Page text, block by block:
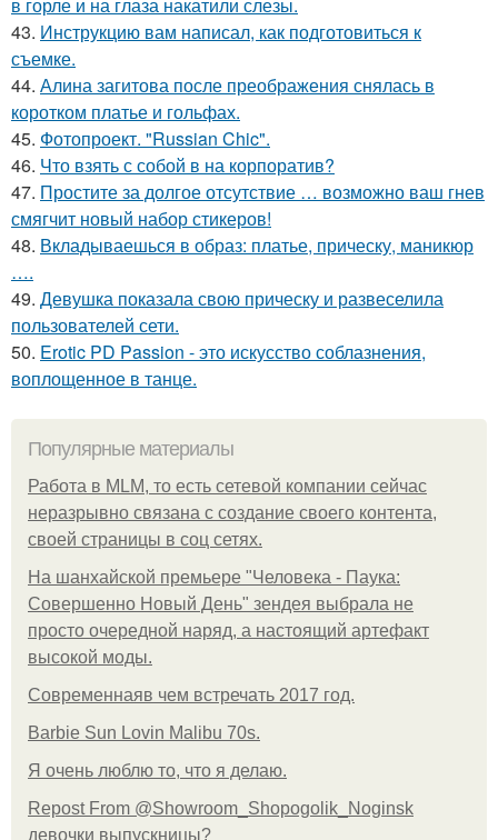
в горле и на глаза накатили слезы.
43. Инструкцию вам написал, как подготовиться к
съемке.
44. Алина загитова после преображения снялась в
коротком платье и гольфах.
45. Фотопроект. "Russian Chic".
46. Что взять с собой в на корпоратив?
47. Простите за долгое отсутствие … возможно ваш гнев
смягчит новый набор стикеров!
48. Вкладываешься в образ: платье, прическу, маникюр
….
49. Девушка показала свою прическу и развеселила
пользователей сети.
50. Erotic PD Passion - это искусство соблазнения,
воплощенное в танце.
Популярные материалы
Работа в MLM, то есть сетевой компании сейчас
неразрывно связана с создание своего контента,
своей страницы в соц сетях.
На шанхайской премьере "Человека - Паука:
Совершенно Новый День" зендея выбрала не
просто очередной наряд, а настоящий артефакт
высокой моды.
Современнаяв чем встречать 2017 год.
Barbie Sun Lovin Malibu 70s.
Я очень люблю то, что я делаю.
Repost From @Showroom_Shopogolik_Noginsk
девочки выпускницы?